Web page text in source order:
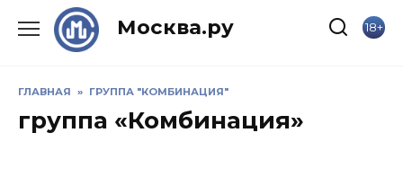
Москва.ру 18+
ГЛАВНАЯ » ГРУППА "КОМБИНАЦИЯ"
группа «Комбинация»